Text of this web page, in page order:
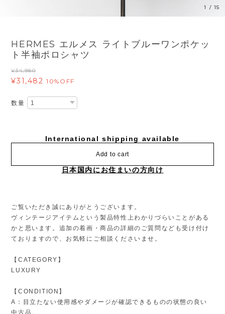
1 / 15
HERMES エルメス ライトブルーワンポケッ
ト半袖ポロシャツ
¥34,980
¥31,482 10%OFF
数量
International shipping available
Add to cart
日本国内にお住まいの方向け
ご覧いただき誠にありがとうございます。
ヴィンテージアイテムという製品特性上わかりづらいことがある
かと思います。追加の着画・商品の詳細のご質問なども受け付け
ておりますので、お気軽にご相談くださいませ。
【CATEGORY】
LUXURY
【CONDITION】
A：目立たない使用感やダメージが確認できるものの状態の良い